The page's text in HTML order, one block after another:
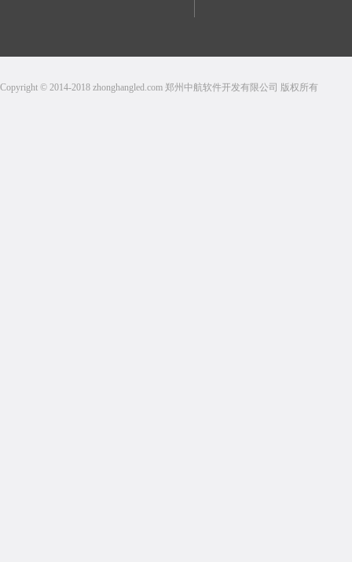
Copyright © 2014-2018 zhonghangled.com 郑州中航软件开发有限公司 版权所有